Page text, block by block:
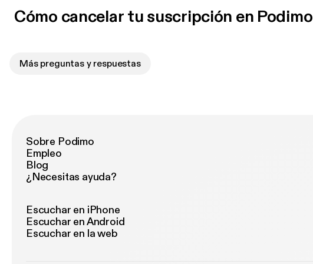
Cómo cancelar tu suscripción en Podimo
Más preguntas y respuestas
Sobre Podimo
Empleo
Blog
¿Necesitas ayuda?
Escuchar en iPhone
Escuchar en Android
Escuchar en la web